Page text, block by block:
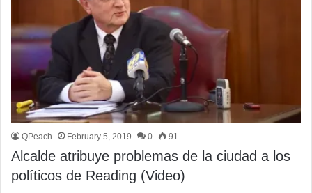
QPeach February 5, 2019 0 91
Alcalde atribuye problemas de la ciudad a los
políticos de Reading (Video)